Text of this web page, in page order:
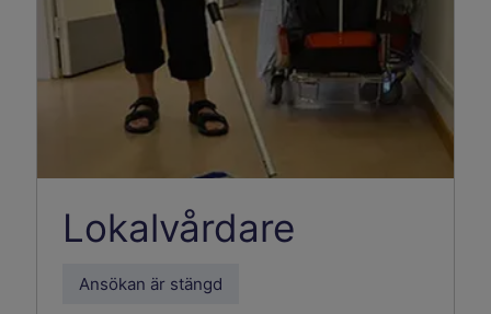
Lokalvårdare
Ansökan är stängd